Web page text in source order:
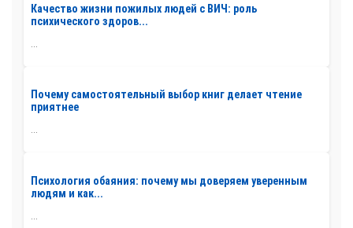
Качество жизни пожилых людей с ВИЧ: роль
психического здоров...
Почему самостоятельный выбор книг делает чтение
приятнее
...
Психология обаяния: почему мы доверяем уверенным
людям и как...